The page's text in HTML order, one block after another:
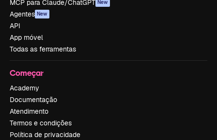
MCP para Claude/ChatGPT New
Agentes New
API
App móvel
Todas as ferramentas
Começar
Academy
Documentação
Atendimento
Termos e condições
Política de privacidade